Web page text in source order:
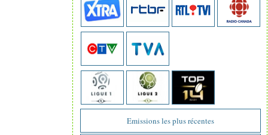
Emissions les plus récentes